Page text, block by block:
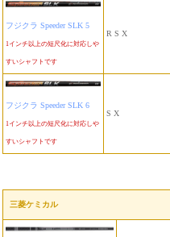
フジクラ Speeder SLK 5
1インチ以上の短尺化に対応しや
すいシャフトです
R S X
フジクラ Speeder SLK 6
1インチ以上の短尺化に対応しや
すいシャフトです
S X
三菱ケミカル